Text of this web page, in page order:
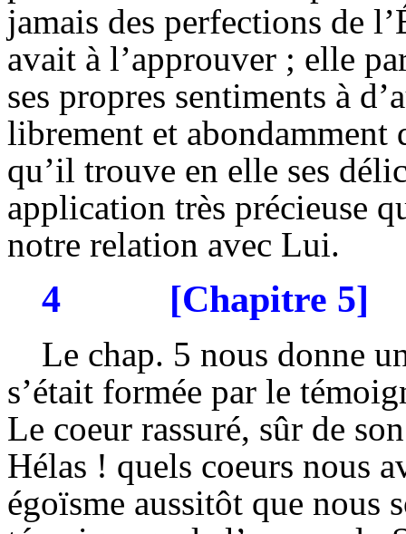
jamais des perfections de
avait à l’approuver ; elle
ses propres sentiments à
librement et abondamment
qu’il trouve en elle ses
application très précieuse
notre relation avec Lui.
4 [Chapitre 5]
Le chap. 5 nous donne
s’était formée par le
Le coeur rassuré, sûr de
Hélas ! quels coeurs nous
égoïsme aussitôt que nous